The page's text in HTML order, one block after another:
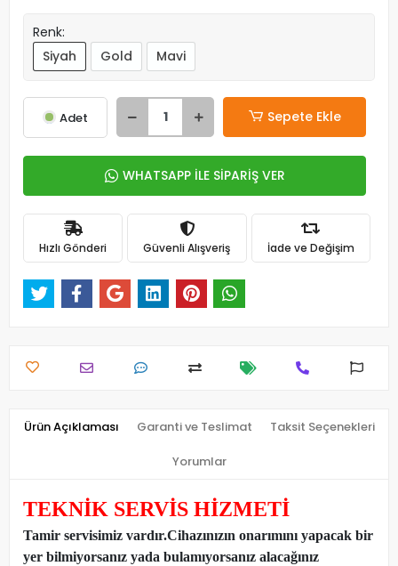
Renk:
Siyah
Gold Mavi
Adet Sepete Ekle
WHATSAPP İLE SİPARİŞ VER
Hızlı Gönderi Güvenli Alışveriş İade ve Değişim
Ürün Açıklaması Garanti ve Teslimat Taksit Seçenekleri
Yorumlar
TEKNİK SERVİS HİZMETİ
Tamir servisimiz vardır.Cihazınızın onarımını yapacak bir
yer bilmiyorsanız yada bulamıyorsanız alacağınız